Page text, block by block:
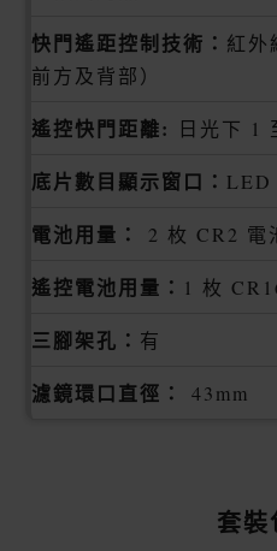
快門遙距控制技術： 紅外
前方及背部）
遙控快門距離: 日光下 1
底片數目顯示窗口： LED
電池用量： 2 枚 CR2
遙控電池用量： 1 枚
三腳架孔： 有
濾鏡環口直徑： 43mm
套裝